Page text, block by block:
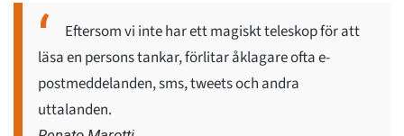
Eftersom vi inte har ett magiskt teleskop för att
läsa en persons tankar, förlitar åklagare ofta e-
postmeddelanden, sms, tweets och andra
uttalanden.